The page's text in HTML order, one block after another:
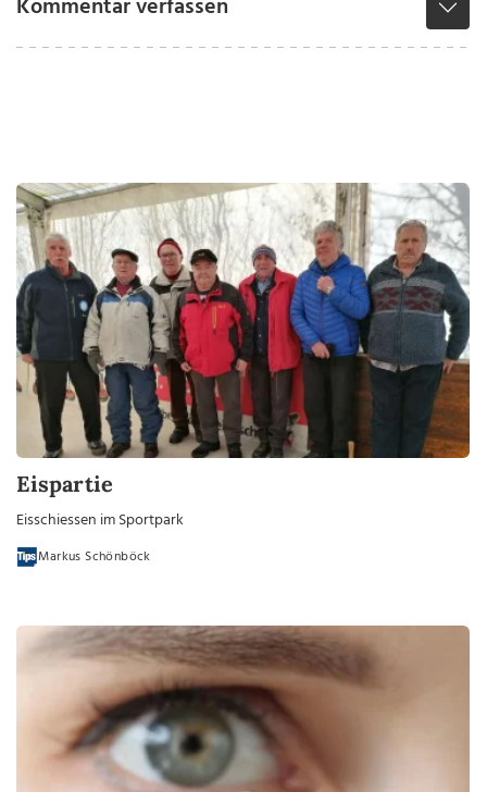
Kommentar verfassen
Eispartie
Eisschiessen im Sportpark
Markus Schönböck